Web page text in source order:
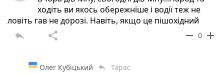
ходіть ви якось обережніше і водії теж не
ловіть гав не дорозі. Навіть, якщо це пішохідний
reply share remove 0 add
Олег Кубіцький reply Тарас